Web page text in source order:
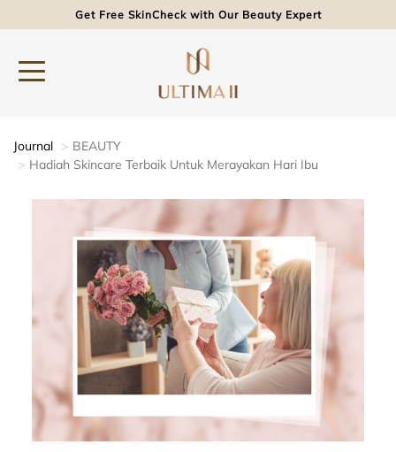
Get Free SkinCheck with Our Beauty Expert
Journal
BEAUTY
Hadiah Skincare Terbaik Untuk Merayakan Hari Ibu